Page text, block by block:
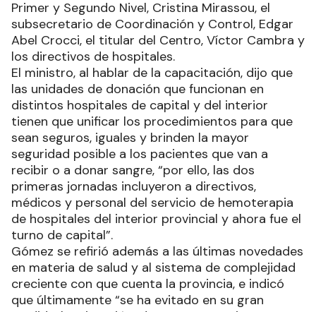
Primer y Segundo Nivel, Cristina Mirassou, el
subsecretario de Coordinación y Control, Edgar
Abel Crocci, el titular del Centro, Víctor Cambra y
los directivos de hospitales.
El ministro, al hablar de la capacitación, dijo que
las unidades de donación que funcionan en
distintos hospitales de capital y del interior
tienen que unificar los procedimientos para que
sean seguros, iguales y brinden la mayor
seguridad posible a los pacientes que van a
recibir o a donar sangre, “por ello, las dos
primeras jornadas incluyeron a directivos,
médicos y personal del servicio de hemoterapia
de hospitales del interior provincial y ahora fue el
turno de capital”.
Gómez se refirió además a las últimas novedades
en materia de salud y al sistema de complejidad
creciente con que cuenta la provincia, e indicó
que últimamente “se ha evitado en su gran